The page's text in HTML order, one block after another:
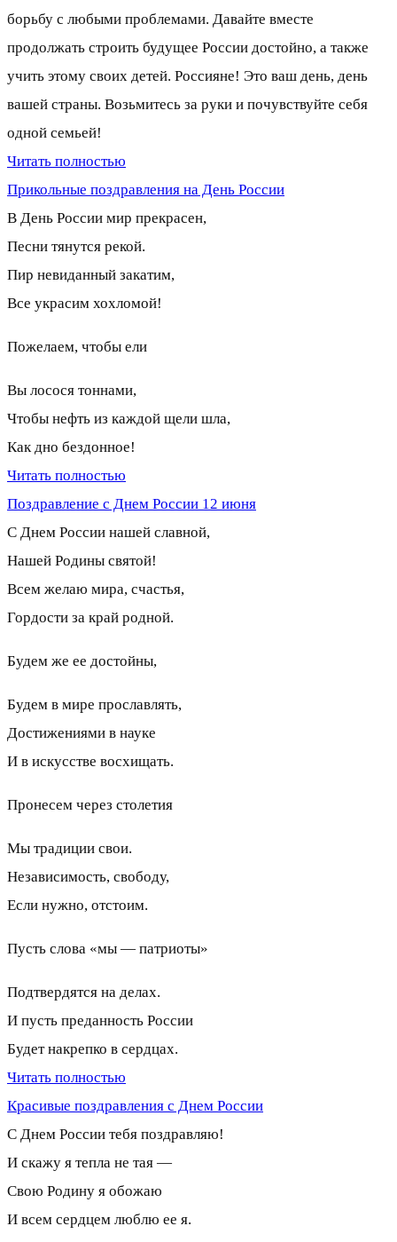
борьбу с любыми проблемами. Давайте вместе
продолжать строить будущее России достойно, а также
учить этому своих детей. Россияне! Это ваш день, день
вашей страны. Возьмитесь за руки и почувствуйте себя
одной семьей!
Читать полностью
Прикольные поздравления на День России
В День России мир прекрасен,
Песни тянутся рекой.
Пир невиданный закатим,
Все украсим хохломой!
Пожелаем, чтобы ели
Вы лосося тоннами,
Чтобы нефть из каждой щели шла,
Как дно бездонное!
Читать полностью
Поздравление с Днем России 12 июня
С Днем России нашей славной,
Нашей Родины святой!
Всем желаю мира, счастья,
Гордости за край родной.
Будем же ее достойны,
Будем в мире прославлять,
Достижениями в науке
И в искусстве восхищать.
Пронесем через столетия
Мы традиции свои.
Независимость, свободу,
Если нужно, отстоим.
Пусть слова «мы — патриоты»
Подтвердятся на делах.
И пусть преданность России
Будет накрепко в сердцах.
Читать полностью
Красивые поздравления с Днем России
С Днем России тебя поздравляю!
И скажу я тепла не тая —
Свою Родину я обожаю
И всем сердцем люблю ее я.